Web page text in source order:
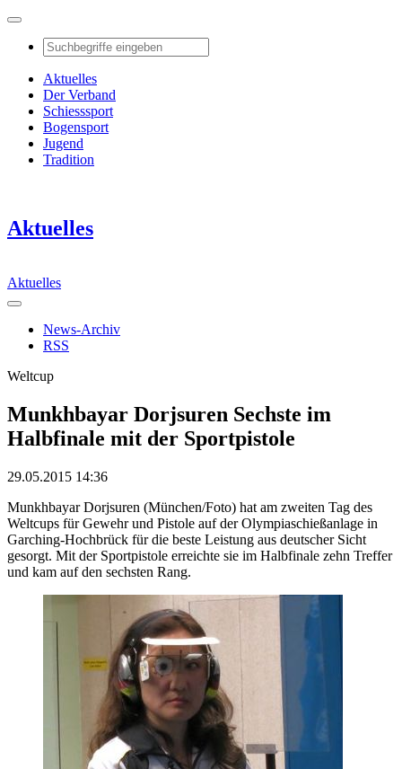
Aktuelles
Der Verband
Schiesssport
Bogensport
Jugend
Tradition
Aktuelles
Aktuelles
News-Archiv
RSS
Weltcup
Munkhbayar Dorjsuren Sechste im
Halbfinale mit der Sportpistole
29.05.2015 14:36
Munkhbayar Dorjsuren (München/Foto) hat am zweiten Tag des
Weltcups für Gewehr und Pistole auf der Olympiaschießanlage in
Garching-Hochbrück für die beste Leistung aus deutscher Sicht
gesorgt. Mit der Sportpistole erreichte sie im Halbfinale zehn Treffer
und kam auf den sechsten Rang.